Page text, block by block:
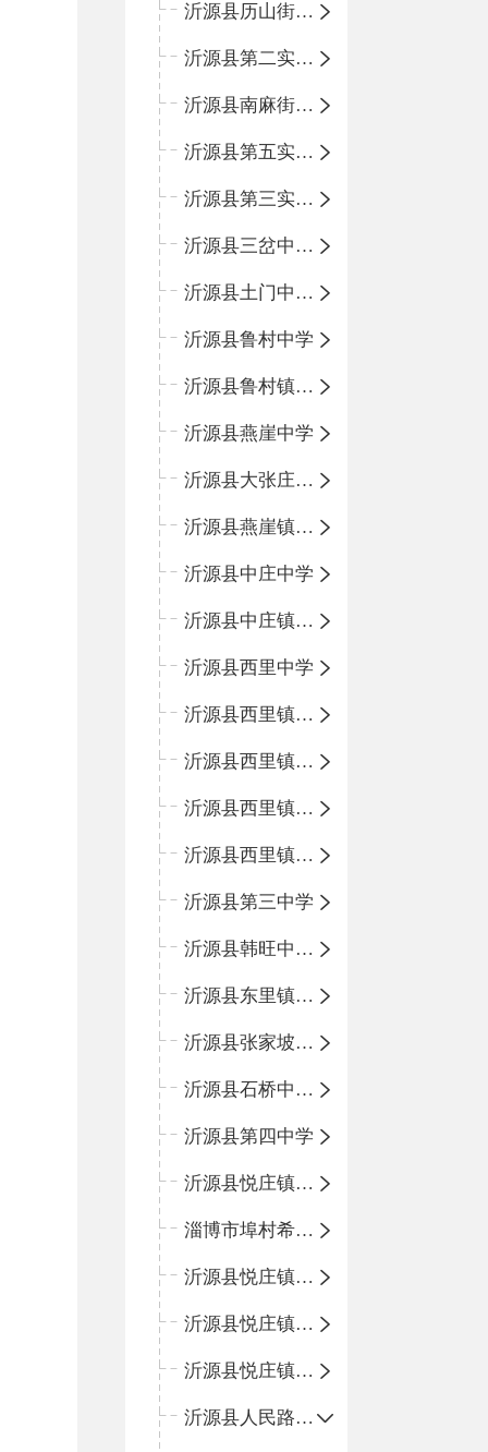
沂源县历山街道办事处鲁山路小学
沂源县第二实验中学
沂源县南麻街道办事处中心小学
沂源县第五实验小学
沂源县第三实验小学
沂源县三岔中心学校
沂源县土门中心学校
沂源县鲁村中学
沂源县鲁村镇中心小学
沂源县燕崖中学
沂源县大张庄中心学校
沂源县燕崖镇中心小学
沂源县中庄中学
沂源县中庄镇中心小学
沂源县西里中学
沂源县西里镇中心小学
沂源县西里镇柳枝峪回民小学
沂源县西里镇金星完全小学
沂源县西里镇团圆小学
沂源县第三中学
沂源县韩旺中心学校
沂源县东里镇中心小学
沂源县张家坡中心学校
沂源县石桥中心学校
沂源县第四中学
沂源县悦庄镇中心小学
淄博市埠村希望小学
沂源县悦庄镇青龙山小学
沂源县悦庄镇鲍庄完小
沂源县悦庄镇赵庄小学
沂源县人民路小学